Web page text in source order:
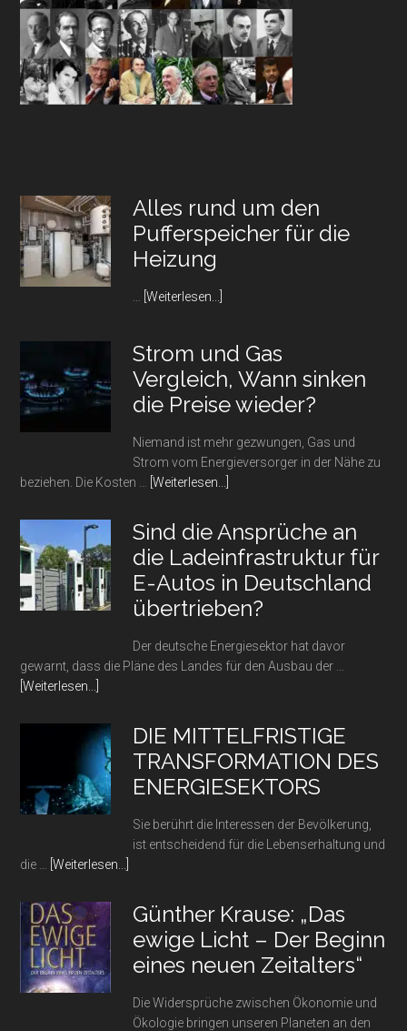
Alles rund um den
Pufferspeicher für die
Heizung
[Weiterlesen...]
Alles
rund
den
Pufferspeicher
für
die
Strom und Gas
Vergleich, Wann sinken
die Preise wieder?
Niemand ist mehr gezwungen, Gas und
Strom vom Energieversorger in der Nähe zu
beziehen. Die Kosten …
[Weiterlesen...]
Strom
und
Gas
Vergleich,
sinken
die
Sind die Ansprüche an
die Ladeinfrastruktur für
E-Autos in Deutschland
übertrieben?
Der deutsche Energiesektor hat davor
gewarnt, dass die Pläne des Landes für den Ausbau der …
[Weiterlesen...]
Plugin
Sind
die
Ansprüche
an
Ladeinfrastruktur
für
Autos
in
Deutschland
übertrieben?
DIE MITTELFRISTIGE
TRANSFORMATION DES
ENERGIESEKTORS
Sie berührt die Interessen der Bevölkerung,
ist entscheidend für die Lebenserhaltung und
die …
[Weiterlesen...]
Plugin
DIE
MITTELFRISTIGE
TRANSFORMATION
ENERGIESEKTORS
Günther Krause: „Das
ewige Licht – Der Beginn
eines neuen Zeitalters“
Die Widersprüche zwischen Ökonomie und
Ökologie bringen unseren Planeten an den